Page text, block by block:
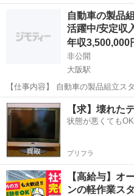
ていただきます。 自動車製品の組立 検査作業 データ入力 トラブルシ
ューティング 【具体的に
新大阪駅
自動車の製品
活躍中/安定収
年収3,500,000
非公開
大阪駅
【仕事内容】 自動車の製品組立ス
ていただきます。 自動車製品の組立 検査作業 データ入力 トラブルシ
ューティング 【具体的に
大阪 大阪市 大阪駅 半導
【求】壊れた
状態が悪くても
プリフラ
【高給与】オ
ンの軽作業ス